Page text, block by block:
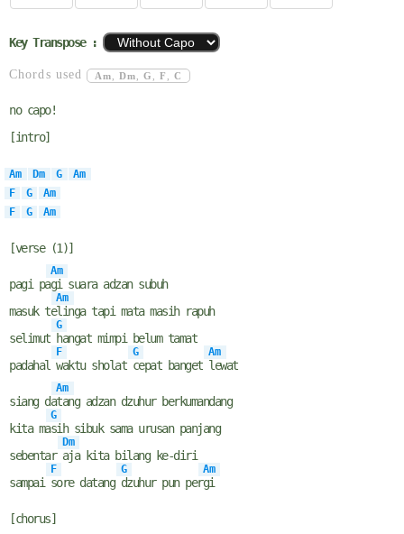
Key Transpose :
Chords used Am ,Dm ,G ,F ,C
no capo!
[intro]
Am Dm G
Am
F
G
Am
F
G Am
[verse (1)]
pagi pa
Am
gi suara adzan subuh
masuk te
Am
linga tapi mata masih rapuh
selimut
G
hangat mimpi belum tamat
padahal
F
waktu sholat
G
cepat banget
Am
lewat
siang da
Am
tang adzan dzuhur berkumandang
kita ma
G
sih sibuk sama urusan panjang
sebentar
Dm
aja kita bilang ke-diri
sampai
F
sore datang
G
dzuhur pun per
Am
gi
[chorus]